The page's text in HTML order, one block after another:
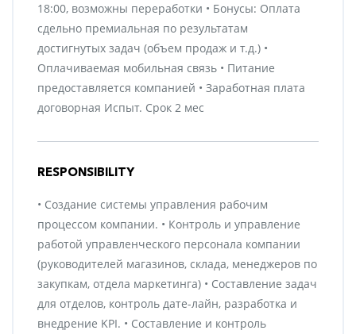
18:00, возможны переработки • Бонусы: Оплата
сдельно премиальная по результатам
достигнутых задач (объем продаж и т.д.) •
Оплачиваемая мобильная связь • Питание
предоставляется компанией • Заработная плата
договорная Испыт. Срок 2 мес
RESPONSIBILITY
• Создание системы управления рабочим
процессом компании. • Контроль и управление
работой управленческого персонала компании
(руководителей магазинов, склада, менеджеров по
закупкам, отдела маркетинга) • Составление задач
для отделов, контроль дате-лайн, разработка и
внедрение KPI. • Составление и контроль